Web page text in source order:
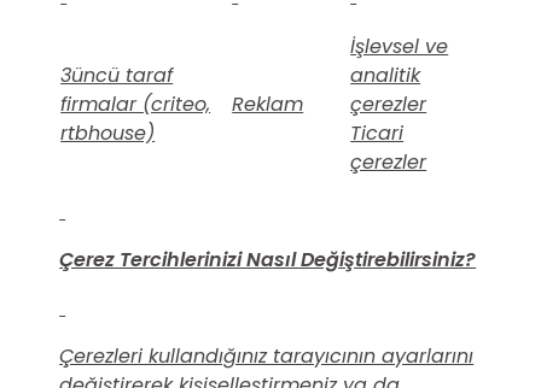
3üncü taraf
firmalar (criteo,
rtbhouse)
Reklam
İşlevsel ve
analitik
çerezler
Ticari
çerezler
Çerez Tercihlerinizi Nasıl Değiştirebilirsiniz?
Çerezleri kullandığınız tarayıcının ayarlarını